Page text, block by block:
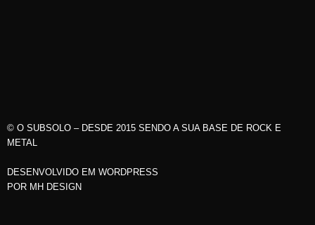
© O SUBSOLO – DESDE 2015 SENDO A SUA BASE DE ROCK E
METAL
DESENVOLVIDO EM WORDPRESS
POR MH DESIGN